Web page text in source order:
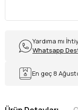
Yardıma mı
Whatsapp
En geç 8